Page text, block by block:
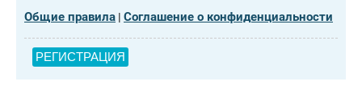
Общие правила | Соглашение о конфиденциальности
РЕГИСТРАЦИЯ